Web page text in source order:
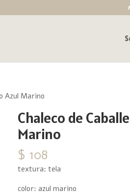
Azul Marino
Chaleco de
Marino
$ 108
textura: tela
color: azul marino